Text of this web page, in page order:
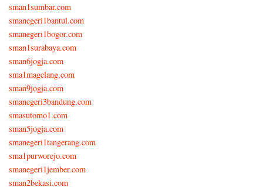
sman1sumbar.com
smanegeri1bantul.com
smanegeri1bogor.com
sman1surabaya.com
sman6jogja.com
sma1magelang.com
sman9jogja.com
smanegeri3bandung.com
smasutomo1.com
sman5jogja.com
smanegeri1tangerang.com
sma1purworejo.com
smanegeri1jember.com
sman2bekasi.com